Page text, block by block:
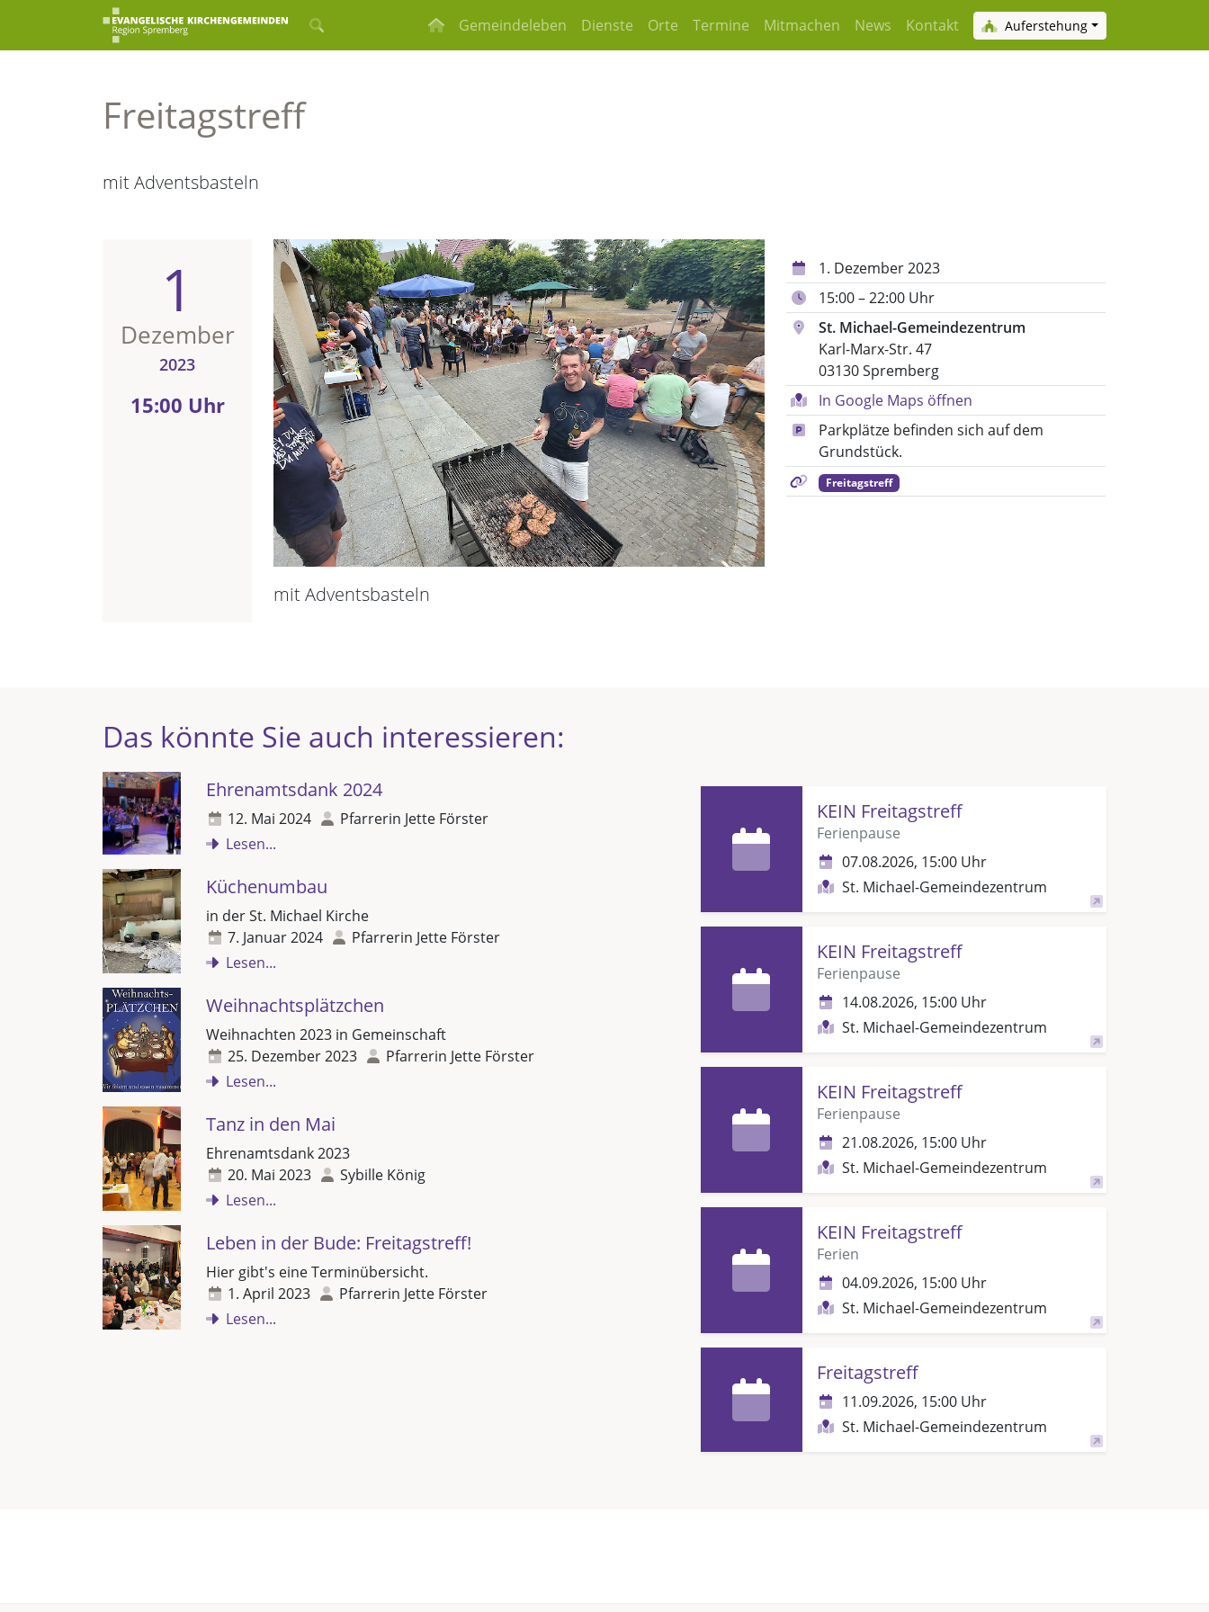
Gemeindeleben Dienste Orte Termine Mitmachen News Kontakt Auferstehung
Freitagstreff
mit Adventsbasteln
1
Dezember
2023
15:00 Uhr
mit Adventsbasteln
1. Dezember 2023
15:00 – 22:00 Uhr
St. Michael-Gemeindezentrum
Karl-Marx-Str. 47
03130 Spremberg
In Google Maps öffnen
Parkplätze befinden sich auf dem
Grundstück.
Freitagstreff
Das könnte Sie auch interessieren:
KEIN Freitagstreff
Ferienpause
07.08.2026, 15:00 Uhr
St. Michael-Gemeindezentrum
KEIN Freitagstreff
Ferienpause
14.08.2026, 15:00 Uhr
St. Michael-Gemeindezentrum
KEIN Freitagstreff
Ferienpause
21.08.2026, 15:00 Uhr
St. Michael-Gemeindezentrum
KEIN Freitagstreff
Ferien
04.09.2026, 15:00 Uhr
St. Michael-Gemeindezentrum
Freitagstreff
11.09.2026, 15:00 Uhr
St. Michael-Gemeindezentrum
Ehrenamtsdank 2024
12. Mai 2024
Pfarrerin Jette Förster
Lesen...
Küchenumbau
in der St. Michael Kirche
7. Januar 2024
Pfarrerin Jette Förster
Lesen...
Weihnachtsplätzchen
Weihnachten 2023 in Gemeinschaft
25. Dezember 2023
Pfarrerin Jette Förster
Lesen...
Tanz in den Mai
Ehrenamtsdank 2023
20. Mai 2023
Sybille König
Lesen...
Leben in der Bude: Freitagstreff!
Hier gibt's eine Terminübersicht.
1. April 2023
Pfarrerin Jette Förster
Lesen...